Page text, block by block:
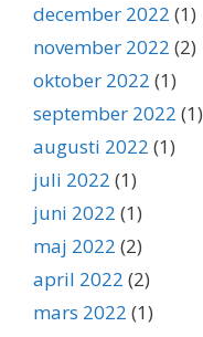
december 2022 (1)
november 2022 (2)
oktober 2022 (1)
september 2022 (1)
augusti 2022 (1)
juli 2022 (1)
juni 2022 (1)
maj 2022 (2)
april 2022 (2)
mars 2022 (1)